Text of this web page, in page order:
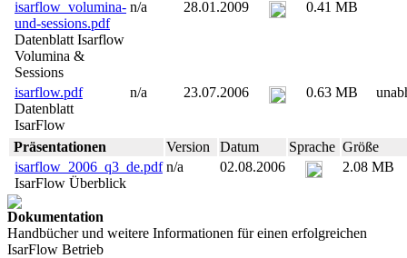
isarflow_volumina-
und-sessions.pdf
Datenblatt Isarflow
Volumina &
Sessions
n/a 28.01.2009 0.41 MB
isarflow.pdf
Datenblatt
IsarFlow
n/a 23.07.2006 0.63 MB
Präsentationen Version Datum Sprache Größe
isarflow_2006_q3_de.pdf
IsarFlow Überblick
n/a 02.08.2006 2.08 MB
Dokumentation
Handbücher und weitere Informationen für einen erfolgreichen
IsarFlow Betrieb